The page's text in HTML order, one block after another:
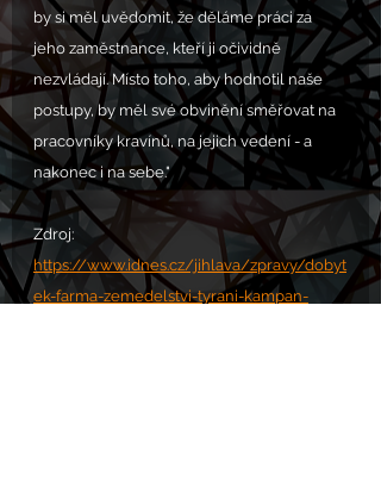
by si měl uvědomit, že děláme práci za
jeho zaměstnance, kteří ji očividně
nezvládají. Místo toho, aby hodnotil naše
postupy, by měl své obvinění směřovat na
pracovníky kravínů, na jejich vedení - a
nakonec i na sebe."
Zdroj:
https://www.idnes.cz/jihlava/zpravy/dobyt
ek-farma-zemedelstvi-tyrani-kampan-